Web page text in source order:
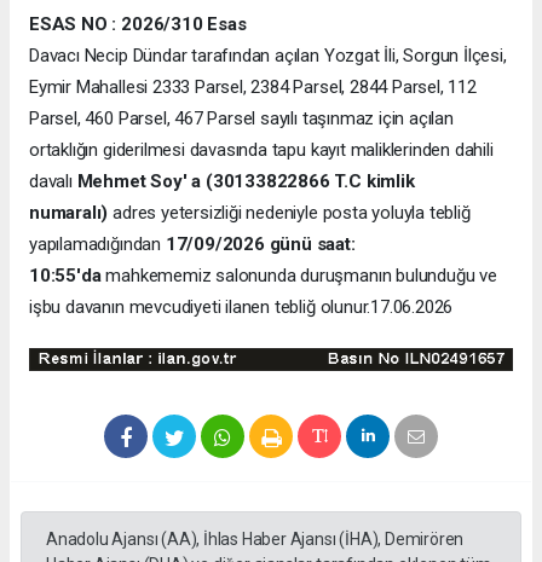
ESAS NO : 2026/310 Esas
Davacı Necip Dündar tarafından açılan Yozgat İli, Sorgun İlçesi,
Eymir Mahallesi 2333 Parsel, 2384 Parsel, 2844 Parsel, 112
Parsel, 460 Parsel, 467 Parsel sayılı taşınmaz için açılan
ortaklığın giderilmesi davasında tapu kayıt maliklerinden dahili
davalı Mehmet Soy' a (30133822866 T.C kimlik
numaralı) adres yetersizliği nedeniyle posta yoluyla tebliğ
yapılamadığından 17/09/2026 günü saat:
10:55'damahkememiz salonunda duruşmanın bulunduğu ve
işbu davanın mevcudiyeti ilanen tebliğ olunur.17.06.2026
Anadolu Ajansı (AA), İhlas Haber Ajansı (İHA), Demirören